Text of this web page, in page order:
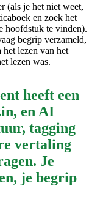
(als je het niet weet,
en zoek het
hoofdstuk te vinden).
begrip verzameld,
lezen van het
lezen was.
heeft een
en AI
tagging
vertaling
Je
je begrip